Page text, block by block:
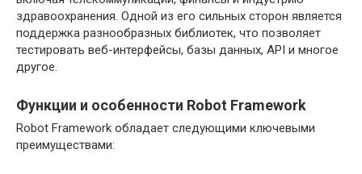
здравоохранения. Одной из его сильных сторон является
поддержка разнообразных библиотек, что позволяет
тестировать веб-интерфейсы, базы данных, API и многое
другое.
Функции и особенности Robot Framework
Robot Framework обладает следующими ключевыми
преимуществами: